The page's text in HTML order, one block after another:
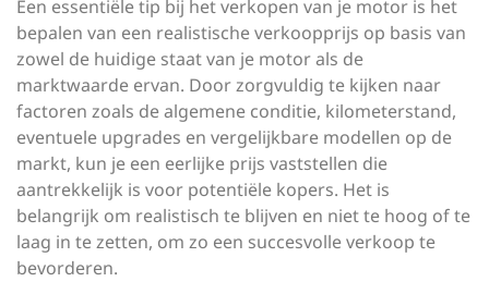
Een essentiële tip bij het verkopen van je motor is het
bepalen van een realistische verkoopprijs op basis van
zowel de huidige staat van je motor als de
marktwaarde ervan. Door zorgvuldig te kijken naar
factoren zoals de algemene conditie, kilometerstand,
eventuele upgrades en vergelijkbare modellen op de
markt, kun je een eerlijke prijs vaststellen die
aantrekkelijk is voor potentiële kopers. Het is
belangrijk om realistisch te blijven en niet te hoog of te
laag in te zetten, om zo een succesvolle verkoop te
bevorderen.